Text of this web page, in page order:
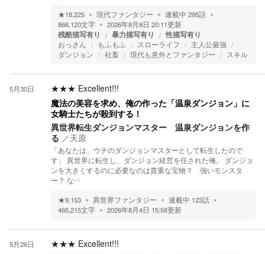
★18,225 現代ファンタジー 連載中 295話
866,120文字 2026年8月8日 20:11更新
残酷描写有り 暴力描写有り 性描写有り
おっさん もふもふ スローライフ
主人公最強
ダンジョン
社畜 現代も意外とファンタジー スキル
5月30日 ★★★ Excellent!!!
魔法の美容を求め、俺の作った「温泉ダンジョン」に
女騎士たちが殺到する！
異世界転生ダンジョンマスター 温泉ダンジョンを作
る ／天原
「あなたは、ウチのダンジョンマスターとして転生したので
す」 異世界に転生し、ダンジョン経営を任された俺。 ダンジョ
ンを大きくするのに必要なのは貴重な宝物？ 強いモンスタ
ー？ な…
★9,153 異世界ファンタジー 連載中 123話
465,215文字 2026年8月4日 15:58更新
5月26日 ★★★ Excellent!!!